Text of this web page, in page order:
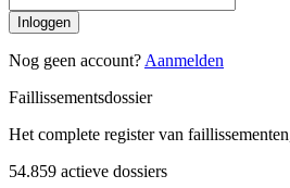
Inloggen
Nog geen account? Aanmelden
Faillissementsdossier
Het complete register van
54.859 actieve dossiers